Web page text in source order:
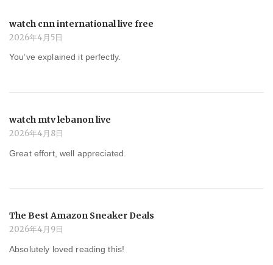
watch cnn international live free
2026年4月5日
You’ve explained it perfectly.
watch mtv lebanon live
2026年4月8日
Great effort, well appreciated.
The Best Amazon Sneaker Deals
2026年4月9日
Absolutely loved reading this!